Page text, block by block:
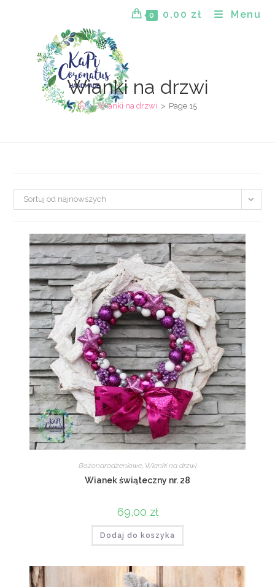
0 0,00 zł Menu
Wianki na drzwi
> Wianki na drzwi > Page 15
Sortuj od najnowszych
Bożonarodzeniowe, Wianki na drzwi
Wianek świąteczny nr. 28
69,00 zł
Dodaj do koszyka